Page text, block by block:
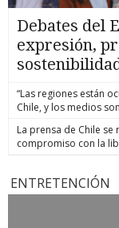
Debates del
expresión,
“Las regiones están
Chile, y los medios
La prensa de Chile
compromiso con la
ENTRETENCIÓN